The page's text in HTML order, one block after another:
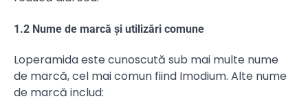
1.2 Nume de marcă și utilizări comune
Loperamida este cunoscută sub mai multe nume
de marcă, cel mai comun fiind Imodium. Alte nume
de marcă includ: